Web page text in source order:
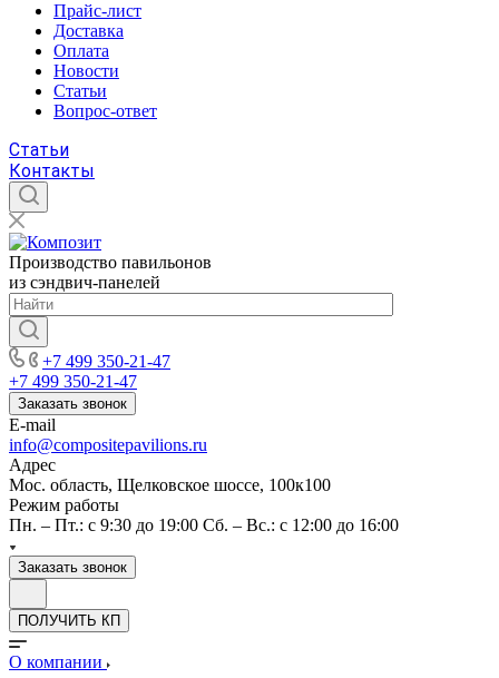
Прайс-лист
Доставка
Оплата
Новости
Статьи
Вопрос-ответ
Статьи
Контакты
Производство павильонов
из сэндвич-панелей
+7 499 350-21-47
+7 499 350-21-47
Заказать звонок
E-mail
info@compositepavilions.ru
Адрес
Мос. область, Щелковское шоссе, 100к100
Режим работы
Пн. – Пт.: с 9:30 до 19:00 Сб. – Вс.: с 12:00 до 16:00
Заказать звонок
ПОЛУЧИТЬ КП
О компании